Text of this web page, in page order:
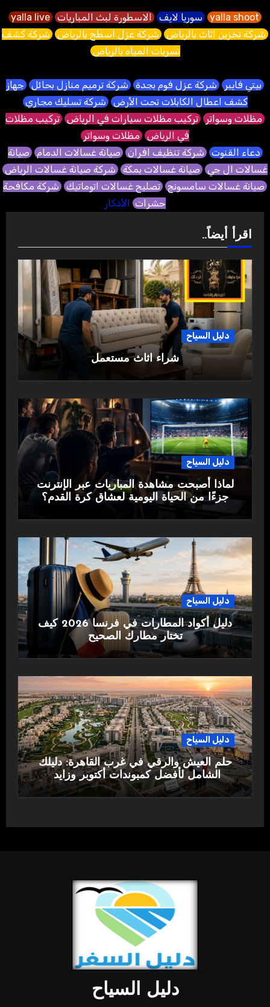
yalla shoot سوريا لايف الاسطورة لبث المباريات yalla live
شركة تخزين اثاث بالرياض شركة عزل اسطح بالرياض شركة كشف
تسربات المياه بالرياض
بيتي فايبر شركة عزل فوم بجدة شركة ترميم منازل بحائل جهاز
كشف اعطال الكابلات تحت الأرض شركة تسليك مجاري
مظلات وسواتر تركيب مظلات سيارات في الرياض تركيب مظلات
في الرياض مظلات وسواتر
دعاء القنوت شركة تنظيف افران صيانة غسالات الدمام صيانة
غسالات ال جي صيانة غسالات بمكة شركة صيانة غسالات الرياض
صيانة غسالات سامسونج تصليح غسالات اتوماتيك شركة مكافحة
حشرات الأذكار
اقرأ أيضاً..
دليل السياح
شراء اثاث مستعمل
دليل السياح
لماذا أصبحت مشاهدة المباريات عبر الإنترنت
جزءًا من الحياة اليومية لعشاق كرة القدم؟
دليل السياح
دليل أكواد المطارات في فرنسا 2026 كيف
تختار مطارك الصحيح
دليل السياح
حلم العيش والرقي في غرب القاهرة: دليلك
الشامل لأفضل كمبوندات أكتوبر وزايد
دليل السياح